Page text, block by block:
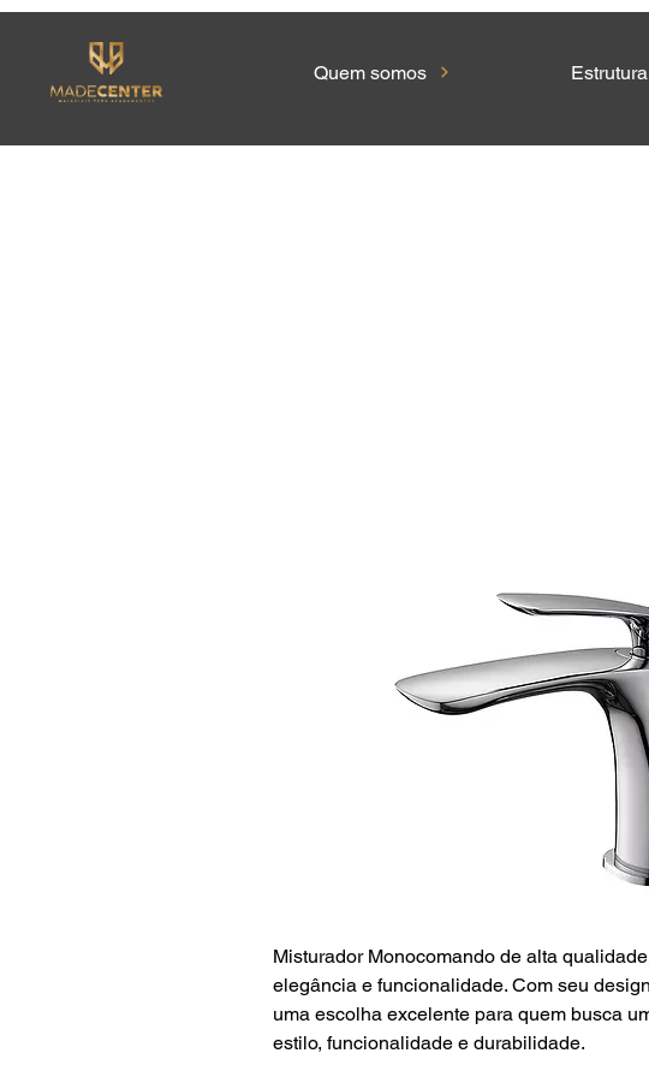
Quem somos Estrutura
Misturador Monocomando de alta
elegância e funcionalidade. Com seu
uma escolha excelente para quem busca
estilo, funcionalidade e durabilidade.